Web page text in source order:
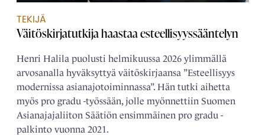
TEKIJÄ
Väitöskirjatutkija haastaa esteellisyyssääntelyn
Henri Halila puolusti helmikuussa 2026 ylimmällä
arvosanalla hyväksyttyä väitöskirjaansa ”Esteellisyys
modernissa asianajotoiminnassa”. Hän tutki aihetta
myös pro gradu -työssään, jolle myönnettiin Suomen
Asianajajaliiton Säätiön ensimmäinen pro gradu -
palkinto vuonna 2021.